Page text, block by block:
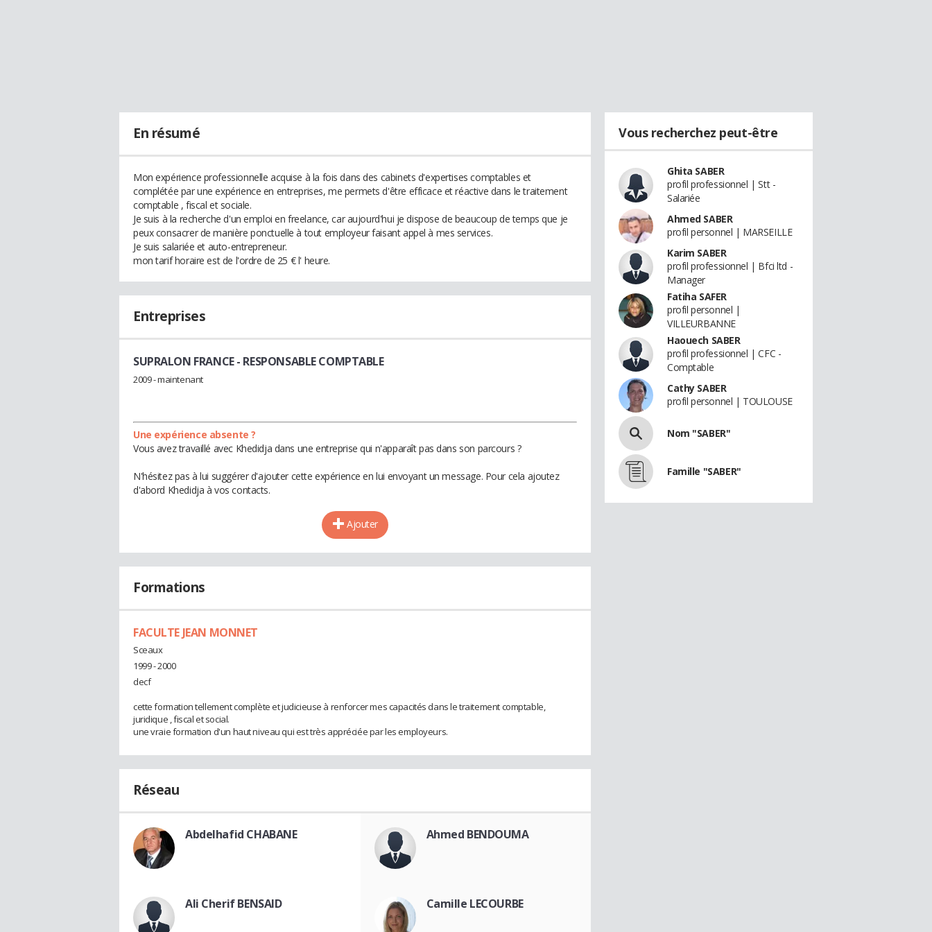
En résumé
Mon expérience professionnelle acquise à la fois dans des cabinets d'expertises comptables et
complétée par une expérience en entreprises, me permets d'être efficace et réactive dans le traitement
comptable , fiscal et sociale.
Je suis à la recherche d'un emploi en freelance, car aujourd'hui je dispose de beaucoup de temps que je
peux consacrer de manière ponctuelle à tout employeur faisant appel à mes services.
Je suis salariée et auto-entrepreneur.
mon tarif horaire est de l'ordre de 25 € l' heure.
Entreprises
SUPRALON FRANCE- RESPONSABLE COMPTABLE
2009 - maintenant
Une expérience absente ?
Vous avez travaillé avec Khedidja dans une entreprise qui n'apparaît pas dans son parcours ?
N'hésitez pas à lui suggérer d'ajouter cette expérience en lui envoyant un message. Pour cela ajoutez
d'abord Khedidja à vos contacts.
Ajouter
Formations
FACULTE JEAN MONNET
Sceaux
1999 - 2000
decf
cette formation tellement complète et judicieuse à renforcer mes capacités dans le traitement comptable,
juridique , fiscal et social.
une vraie formation d'un haut niveau qui est très appréciée par les employeurs.
Réseau
Abdelhafid CHABANE Ahmed BENDOUMA
Ali Cherif BENSAID Camille LECOURBE
Vous recherchez peut-être
Ghita SABER
profil professionnel | Stt -
Salariée
Ahmed SABER
profil personnel | MARSEILLE
Karim SABER
profil professionnel | Bfci ltd -
Manager
Fatiha SAFER
profil personnel |
VILLEURBANNE
Haouech SABER
profil professionnel | CFC -
Comptable
Cathy SABER
profil personnel | TOULOUSE
Nom "SABER"
Famille "SABER"